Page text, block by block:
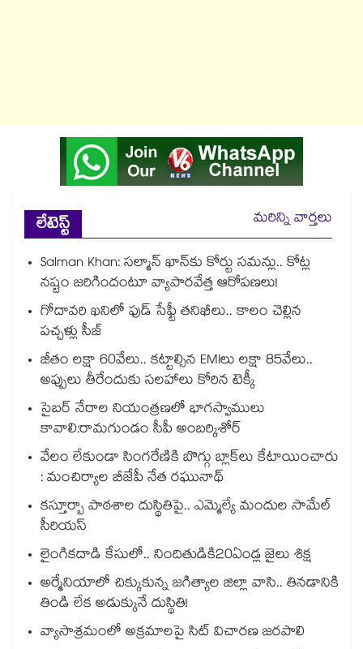
లేటెస్ట్
మరిన్ని వార్తలు
Salman Khan: సల్మాన్ ఖాన్‌కు కోర్టు సమన్లు.. కోట్ల
నష్టం జరిగిందంటూ వ్యాపారవేత్త ఆరోపణలు!
గోదావరి ఖనిలో ఫుడ్ సేఫ్టీ తనిఖీలు.. కాలం చెల్లిన
పచ్చళ్లు సీజ్
జీతం లక్షా 60వేలు.. కట్టాల్సిన EMIలు లక్షా 85వేలు..
అప్పులు తీరేందుకు సలహాలు కోరిన టెక్కీ
సైబర్ నేరాల నియంత్రణలో భాగస్వాములు
కావాలి:రామగుండం సీపీ అంబర్కిశోర్‌‌‌‌‌‌‌‌‌‌‌‌‌‌‌‌
వేలం లేకుండా సింగరేణికి బొగ్గు బ్లాక్‌‌‌‌‌‌‌‌లు కేటాయించారు
: మంచిర్యాల బీజేపీ నేత రఘునాథ్
కస్తూర్బా పాఠశాల దుస్థితిపై.. ఎమ్మెల్యే మందుల సామేల్
సీరియస్
లైంగికదాడి కేసులో.. నిందితుడికి20ఏండ్ల జైలు శిక్ష
అర్మేనియాలో చిక్కుకున్న జగిత్యాల జిల్లా వాసి.. తినడానికి
తిండి లేక అడుక్కునే దుస్థితి!
వ్యాసాశ్రమంలో అక్రమాలపై సిట్‌‌‌‌‌‌‌‌‌‌‌‌‌‌‌‌‌‌‌‌‌‌‌‌‌‌‌‌‌‌‌‌ విచారణ జరపాలి